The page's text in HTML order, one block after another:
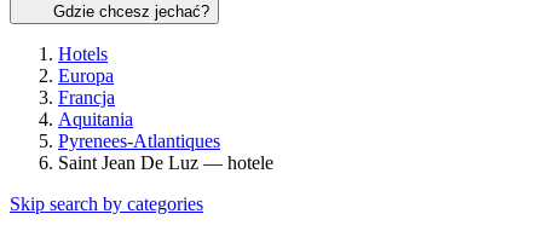
Gdzie chcesz jechać?
Hotels
Europa
Francja
Aquitania
Pyrenees-Atlantiques
Saint Jean De Luz — hotele
Skip search by categories